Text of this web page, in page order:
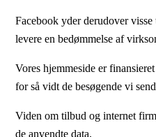
Facebook yder derudover
levere en bedømmelse af
Vores hjemmeside er
for så vidt de besøgende vi
Viden om tilbud og internet
de anvendte data.